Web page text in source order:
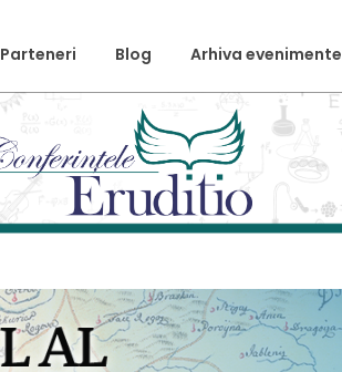
Parteneri Blog Arhiva evenimente